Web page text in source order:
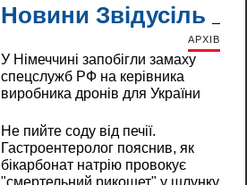
Новини Звідусіль
АРХІВ
У Німеччині запобігли замаху
спецслужб РФ на керівника
виробника дронів для України
Не пийте соду від печії.
Гастроентеролог пояснив, як
бікарбонат натрію провокує